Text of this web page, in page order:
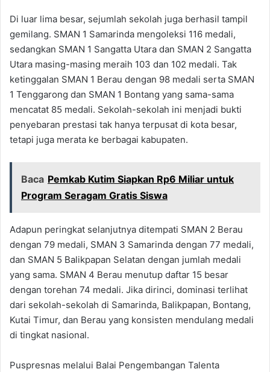
Di luar lima besar, sejumlah sekolah juga berhasil tampil
gemilang. SMAN 1 Samarinda mengoleksi 116 medali,
sedangkan SMAN 1 Sangatta Utara dan SMAN 2 Sangatta
Utara masing-masing meraih 103 dan 102 medali. Tak
ketinggalan SMAN 1 Berau dengan 98 medali serta SMAN
1 Tenggarong dan SMAN 1 Bontang yang sama-sama
mencatat 85 medali. Sekolah-sekolah ini menjadi bukti
penyebaran prestasi tak hanya terpusat di kota besar,
tetapi juga merata ke berbagai kabupaten.
Baca Pemkab Kutim Siapkan Rp6 Miliar untuk
Program Seragam Gratis Siswa
Adapun peringkat selanjutnya ditempati SMAN 2 Berau
dengan 79 medali, SMAN 3 Samarinda dengan 77 medali,
dan SMAN 5 Balikpapan Selatan dengan jumlah medali
yang sama. SMAN 4 Berau menutup daftar 15 besar
dengan torehan 74 medali. Jika dirinci, dominasi terlihat
dari sekolah-sekolah di Samarinda, Balikpapan, Bontang,
Kutai Timur, dan Berau yang konsisten mendulang medali
di tingkat nasional.
Puspresnas melalui Balai Pengembangan Talenta